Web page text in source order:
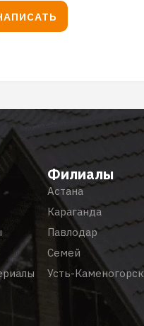
Филиалы
Астана
Караганда
Павлодар
Семей
Усть-Каменогорск